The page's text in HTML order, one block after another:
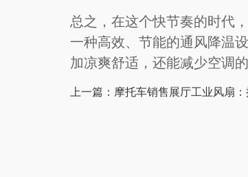
总之，在这个快节奏的时代
一种高效、节能的通风降温
加凉爽舒适，还能减少空调
上一篇：摩托车销售展厅工业风扇